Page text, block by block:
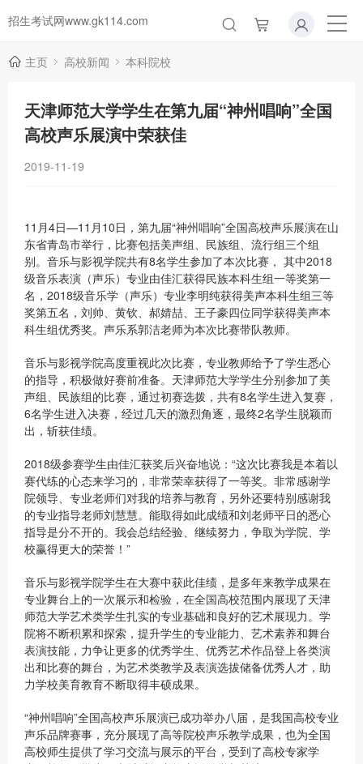
招生考试网www.gk114.com
主页 高校新闻 本科院校
天津师范大学学生在第九届“神州唱响”全国
高校声乐展演中荣获佳
2019-11-19
11月4日—11月10日，第九届“神州唱响”全国高校声乐展演在山
东省青岛市举行，比赛包括美声组、民族组、流行组三个组
别。音乐与影视学院共有8名学生参加了本次比赛， 其中2018
级音乐表演（声乐）专业由佳汇获得民族本科生组一等奖第一
名，2018级音乐学（声乐）专业李明纯获得美声本科生组三等
奖第五名，刘帅、黄钦、郝婧喆、王子豪四位同学获得美声本
科生组优秀奖。声乐系郭洁老师为本次比赛带队教师。
音乐与影视学院高度重视此次比赛，专业教师给予了学生悉心
的指导，积极做好赛前准备。天津师范大学学生分别参加了美
声组、民族组的比赛，通过初赛选拨，共有8名学生进入复赛，
6名学生进入决赛，经过几天的激烈角逐，最终2名学生脱颖而
出，斩获佳绩。
2018级参赛学生由佳汇获奖后兴奋地说：“这次比赛我是本着以
赛代练的心态来学习的，非常荣幸获得了一等奖。非常感谢学
院领导、专业老师们对我的培养与教育，另外还要特别感谢我
的专业指导老师刘慧慧。能取得如此成绩和刘老师平日的悉心
指导是分不开的。我会总结经验、继续努力，争取为学院、学
校赢得更大的荣誉！”
音乐与影视学院学生在大赛中获此佳绩，是多年来教学成果在
专业舞台上的一次展示和检验，在全国高校范围内展现了天津
师范大学艺术类学生扎实的专业基础和良好的艺术展现力。学
院将不断积累和探索，提升学生的专业能力、艺术素养和舞台
表演技能，力争让更多的优秀学生、优秀艺术作品登上各类演
出和比赛的舞台，为艺术类教学及表演选拔储备优秀人才，助
力学校美育教育不断取得丰硕成果。
“神州唱响”全国高校声乐展演已成功举办八届，是我国高校专业
声乐品牌赛事，充分展现了高等院校声乐教学成果，也为全国
高校师生提供了学习交流与展示的平台，受到了高校专家学